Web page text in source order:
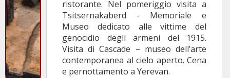
ristorante. Nel pomeriggio visita a
Tsitsernakaberd - Memoriale e
Museo dedicato alle vittime del
genocidio degli armeni del 1915.
Visita di Cascade – museo dell’arte
contemporanea al cielo aperto. Cena
e pernottamento a Yerevan.